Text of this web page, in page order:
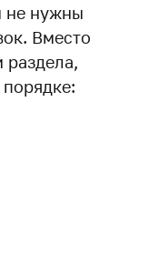
не нужны
Вместо
раздела,